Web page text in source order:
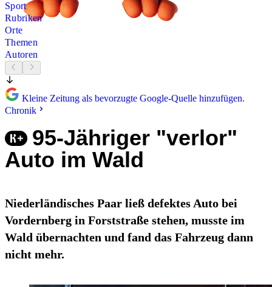
Sport
Rubriken
Orte
Themen
Autoren
Kleine Zeitung als bevorzugte Google-Quelle hinzufügen.
Chronik
95-Jähriger "verlor"
Auto im Wald
Niederländisches Paar ließ defektes Auto bei
Vordernberg in Forststraße stehen, musste im
Wald übernachten und fand das Fahrzeug dann
nicht mehr.